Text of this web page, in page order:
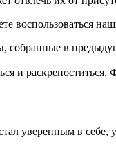
воспользоваться
собранные в
и раскрепоститься.
уверенным в